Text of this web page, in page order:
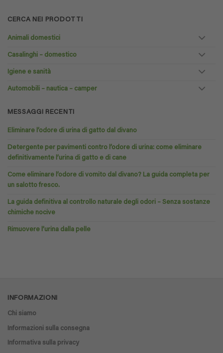
CERCA NEI PRODOTTI
Animali domestici
Casalinghi – domestico
Igiene e sanità
Automobili – nautica – camper
MESSAGGI RECENTI
Eliminare l’odore di urina di gatto dal divano
Detergente per pavimenti contro l’odore di urina: come eliminare
definitivamente l’urina di gatto e di cane
Come eliminare l’odore di vomito dal divano? La guida completa per
un salotto fresco.
La guida definitiva al controllo naturale degli odori – Senza sostanze
chimiche nocive
Rimuovere l’urina dalla pelle
INFORMAZIONI
Chi siamo
Informazioni sulla consegna
Informativa sulla privacy